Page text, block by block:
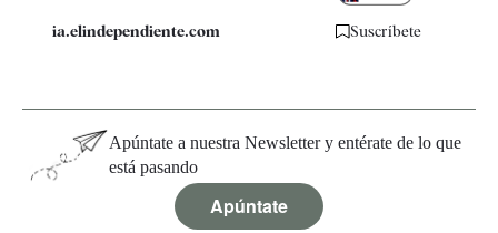
ia.elindependiente.com Suscríbete
Apúntate a nuestra Newsletter y entérate de lo que
está pasando
Apúntate